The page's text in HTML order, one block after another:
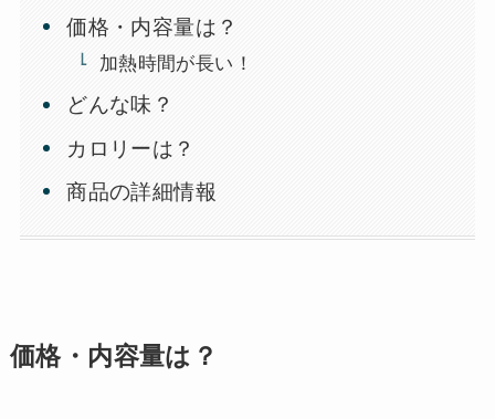
価格・内容量は？
加熱時間が長い！
どんな味？
カロリーは？
商品の詳細情報
価格・内容量は？